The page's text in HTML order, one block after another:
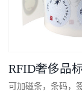
RFID奢侈品
可加磁条，条码，